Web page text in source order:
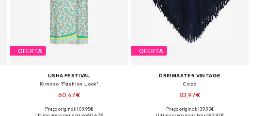
OFERTA
USHA FESTIVAL
Kimono 'Fashion Look'
60,47€
Tamanhos disponíveis: S, M, L, XL
Preço original: 109,95€
OFERTA
DREIMASTER VINTAGE
Capa
83,97€
Tamanhos disponíveis: XS-S, M-L, XL-XXL
Preço original: 139,95€